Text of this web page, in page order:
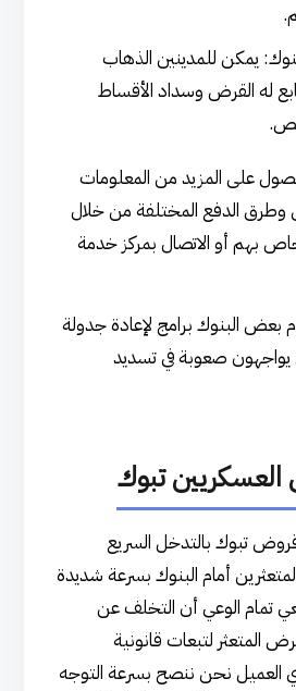
يمكن للمدينين الذهاب
له القرض وسداد الأقساط
على المزيد من المعلومات
الدفع المختلفة من خلال
بهم أو الاتصال بمركز خدمة
بعض البنوك برامج لإعادة جدولة
يواجهون صعوبة في تسديد
تبوك
تبوك بالتدخل السريع
أمام البنوك بسرعة شديدة
تمام الوعي أن التخلف عن
المتعثر لتبعات قانونية
العميل نحن ننصح بسرعة التوجه